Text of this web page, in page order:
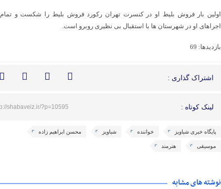
اولین بار فروش بلیط او در کنسرت تهران رکورد فروش بلیط را شکست و تمام
اجراهای او در شهرستان ها با استقبال بی نظیری روبرو است.
بازدیدها: 69
اشتراک گذاری :
لینک کوتاه : shabaveiz.ir/?p=10595
پایگاه خبری شباویز خواننده شباویز محسن ابراهیم زاده
موسیقی هنرمند
نوشته های مشابه